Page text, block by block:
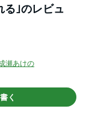
る｣のレビュ
瀬あけの
く